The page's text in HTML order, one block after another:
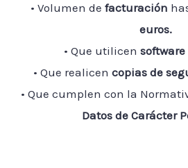
• Volumen de facturación
euros.
• Que utilicen
• Que realicen copias de
• Que cumplen con la
Datos de Carácter